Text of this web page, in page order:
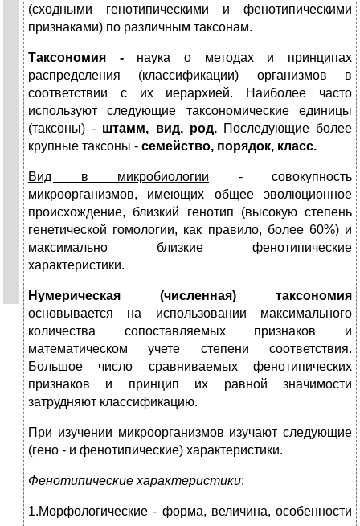
(сходными генотипическими и фенотипическими
признаками) по различным таксонам.
Таксономия - наука о методах и принципах
распределения (классификации) организмов в
соответствии с их иерархией. Наиболее часто
используют следующие таксономические единицы
(таксоны) - штамм, вид, род.Последующие более
крупные таксоны - семейство, порядок, класс.
Вид в микробиологии - совокупность
микроорганизмов, имеющих общее эволюционное
происхождение, близкий генотип (высокую степень
генетической гомологии, как правило, более 60%) и
максимально близкие фенотипические
характеристики.
Нумерическая (численная) таксономия
основывается на использовании максимального
количества сопоставляемых признаков и
математическом учете степени соответствия.
Большое число сравниваемых фенотипических
признаков и принцип их равной значимости
затрудняют классификацию.
При изучении микроорганизмов изучают следующие
(гено - и фенотипические) характеристики.
Фенотипические характеристики:
1.Морфологические - форма, величина, особенности